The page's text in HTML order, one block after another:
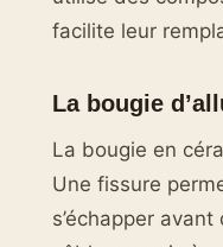
facilite leur
La bougie
La bougie en
Une fissure
s’échapper